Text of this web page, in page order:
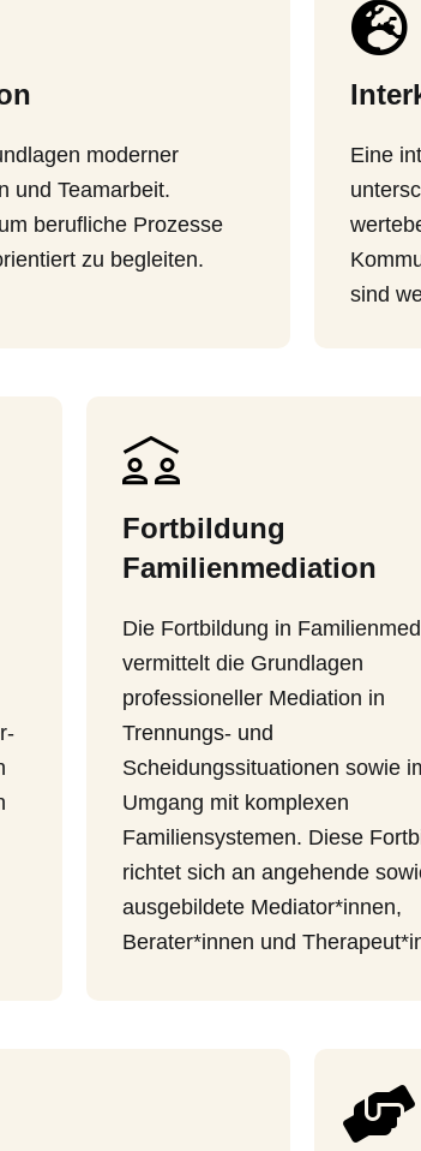
moderner
und Teamarbeit.
berufliche Prozesse
zu begleiten.
Eine
sind
Fortbildung
Familienmediation
Die Fortbildung in
vermittelt die Grundlagen
professioneller Mediation in
Trennungs- und
Scheidungssituationen sowie
Umgang mit komplexen
Familiensystemen. Diese
richtet sich an angehende
ausgebildete Mediator*innen,
Berater*innen und